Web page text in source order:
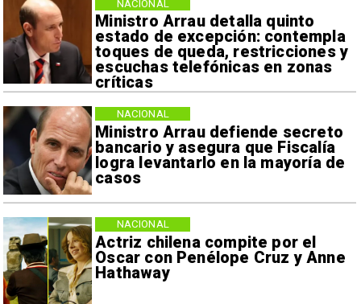
Ministro Arrau detalla quinto
estado de excepción: contempla
toques de queda, restricciones y
escuchas telefónicas en zonas
críticas
NACIONAL
Ministro Arrau defiende secreto
bancario y asegura que Fiscalía
logra levantarlo en la mayoría de
casos
NACIONAL
Actriz chilena compite por el
Oscar con Penélope Cruz y Anne
Hathaway
NACIONAL